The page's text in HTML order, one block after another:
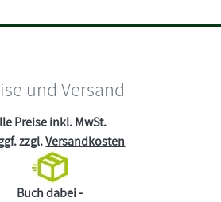
und Versand
Preise inkl. MwSt.
zzgl.Versandkosten
Buch dabei -